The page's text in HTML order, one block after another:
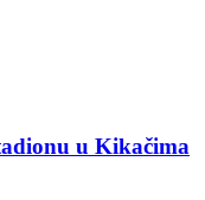
u Kikačima